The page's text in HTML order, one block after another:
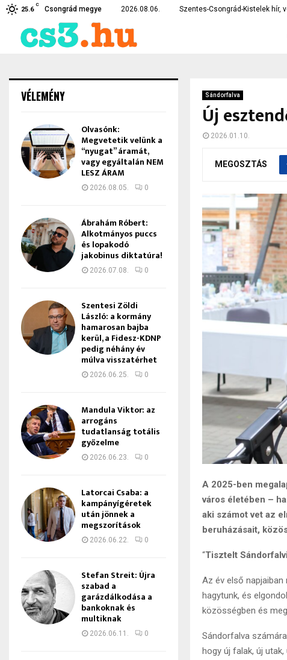
25.6
C
Csongrád megye 2026.08.06. Szentes-Csongrád-Kistelek hír,
–… Eltűnt egy szentesi fiatal –
Sándorfalva
Új
2026.01.10.
MEGOSZTÁS
A 2025-ben
város életében –
aki számot vet az
beruházásait,
“Tisztelt
Az év első
hagytunk, és
közösségben és
Sándorfalva
hogy új falak, új
VÉLEMÉNY
Olvasónk:
Megvetetik velünk a
“nyugat” áramát,
vagy egyáltalán NEM
LESZ ÁRAM
2026.08.05. 0
Ábrahám Róbert:
Alkotmányos puccs
és lopakodó
jakobinus diktatúra!
2026.07.08. 0
Szentesi Zöldi
László: a kormány
hamarosan bajba
kerül, a Fidesz-KDNP
pedig néhány év
múlva visszatérhet
2026.06.25. 0
Mandula Viktor: az
arrogáns
tudatlanság totális
győzelme
2026.06.23. 0
Latorcai Csaba: a
kampányígéretek
után jönnek a
megszorítások
2026.06.22. 0
Stefan Streit: Újra
szabad a
garázdálkodása a
bankoknak és
multiknak
2026.06.11. 0